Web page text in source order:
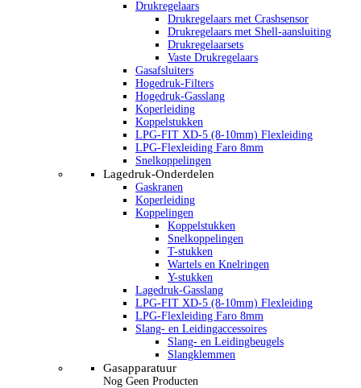
Drukregelaars
Drukregelaars met Crashsensor
Drukregelaars met Shell-aansluiting
Drukregelaarsets
Vaste Drukregelaars
Gasafsluiters
Hogedruk-Filters
Hogedruk-Gasslang
Koperleiding
Koppelstukken
LPG-FIT XD-5 (8-10mm) Flexleiding
LPG-Flexleiding Faro 8mm
Snelkoppelingen
Lagedruk-Onderdelen
Gaskranen
Koperleiding
Koppelingen
Koppelstukken
Snelkoppelingen
T-stukken
Wartels en Knelringen
Y-stukken
Lagedruk-Gasslang
LPG-FIT XD-5 (8-10mm) Flexleiding
LPG-Flexleiding Faro 8mm
Slang- en Leidingaccessoires
Slang- en Leidingbeugels
Slangklemmen
Gasapparatuur
Nog Geen Producten